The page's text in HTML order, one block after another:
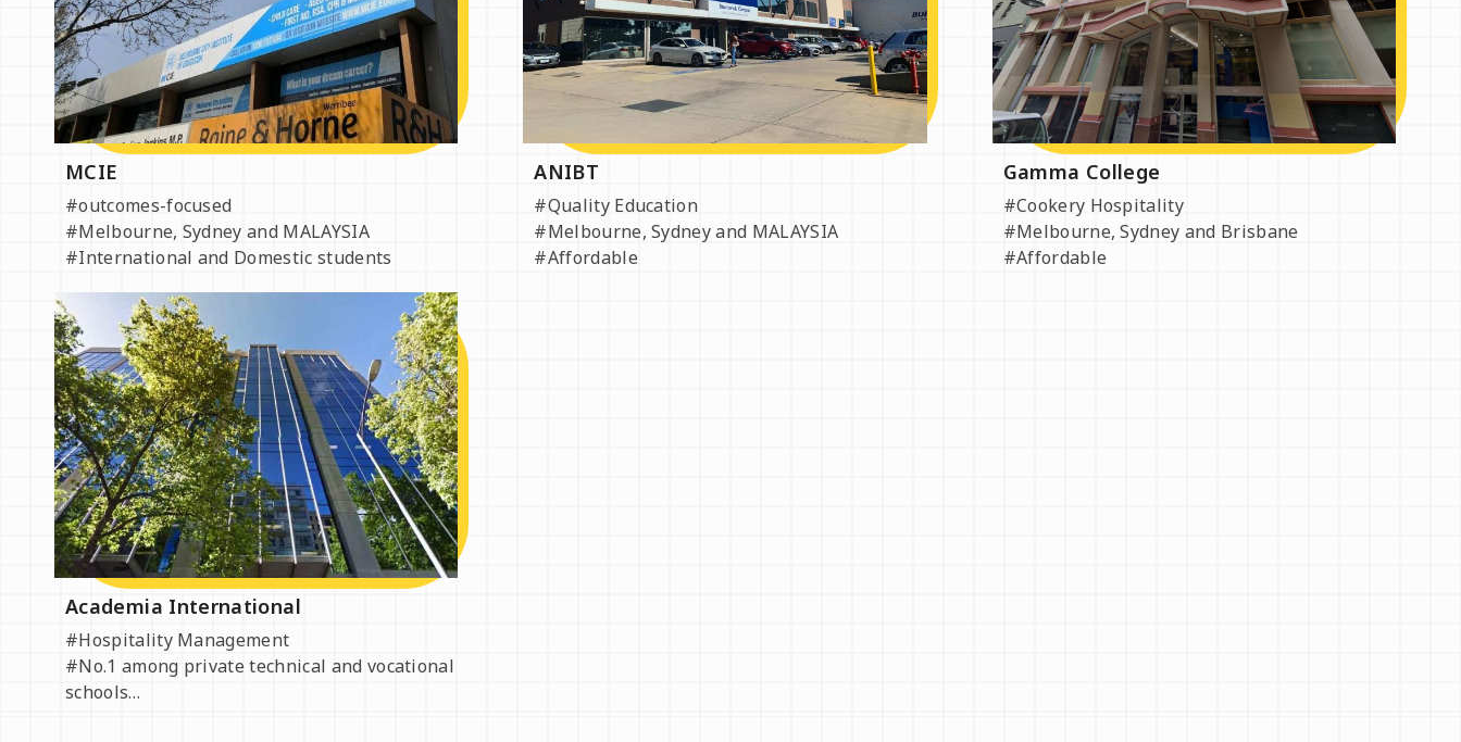
MCIE
#outcomes-focused
#Melbourne, Sydney and MALAYSIA
#International and Domestic students
ANIBT
#Quality Education
#Melbourne, Sydney and MALAYSIA
#Affordable
Gamma College
#Cookery Hospitality
#Melbourne, Sydney and Brisbane
#Affordable
Academia International
#Hospitality Management
#No.1 among private technical and vocational
schools